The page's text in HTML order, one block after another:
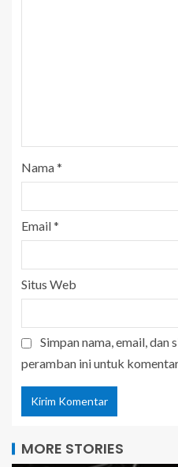
Nama*
Email*
Situs Web
Simpan nama, email, dan
peramban ini untuk
MORE STORIES